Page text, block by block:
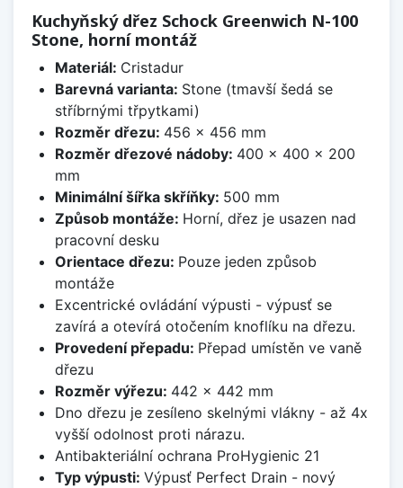
Kuchyňský dřez Schock Greenwich N-100
Stone, horní montáž
Materiál: Cristadur
Barevná varianta: Stone (tmavší šedá se
stříbrnými třpytkami)
Rozměr dřezu: 456 x 456 mm
Rozměr dřezové nádoby: 400 x 400 x 200
mm
Minimální šířka skříňky: 500 mm
Způsob montáže: Horní, dřez je usazen nad
pracovní desku
Orientace dřezu: Pouze jeden způsob
montáže
Excentrické ovládání výpusti - výpusť se
zavírá a otevírá otočením knoflíku na dřezu.
Provedení přepadu: Přepad umístěn ve vaně
dřezu
Rozměr výřezu: 442 x 442 mm
Dno dřezu je zesíleno skelnými vlákny - až 4x
vyšší odolnost proti nárazu.
Antibakteriální ochrana ProHygienic 21
Typ výpusti: Výpusť Perfect Drain - nový